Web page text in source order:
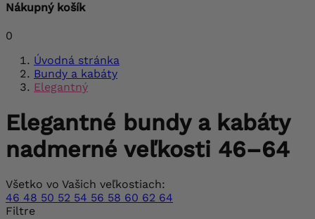
Nákupný košík
0
Úvodná stránka
Bundy a kabáty
Elegantný
Elegantné bundy a kabáty
nadmerné veľkosti 46–64
Všetko vo Vašich veľkostiach:
46 48 50 52 54 56 58 60 62 64
Filtre